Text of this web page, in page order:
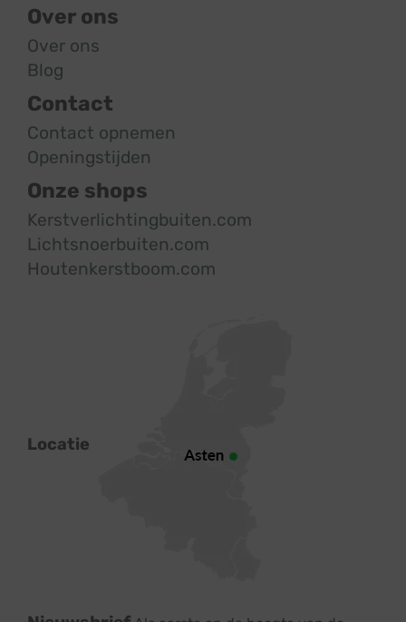
Over ons
Over ons
Blog
Contact
Contact opnemen
Openingstijden
Onze shops
Kerstverlichtingbuiten.com
Lichtsnoerbuiten.com
Houtenkerstboom.com
Locatie